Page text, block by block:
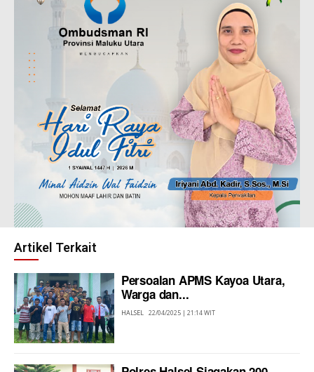
Artikel Terkait
Persoalan APMS Kayoa Utara,
Warga dan...
HALSEL 22/04/2025 | 21:14 WIT